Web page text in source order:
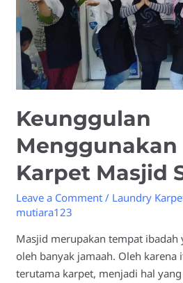
Keunggulan
Karpet Masjid
Leave a Comment / Laundry
mutiara123
Masjid merupakan tempat ibadah
oleh banyak jamaah. Oleh karena
terutama karpet, menjadi hal